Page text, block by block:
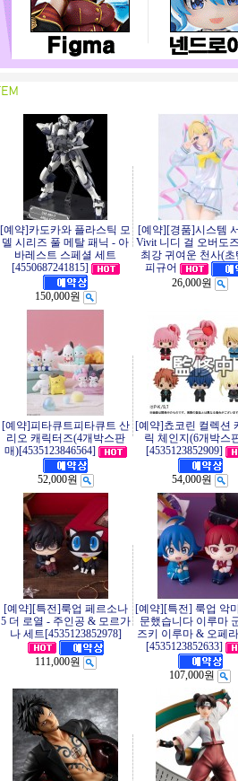
[예약]카도카와 플라스틱 모
델 시리즈 풀 메탈 패닉 - 아
바레스트 스페셜 세트
[4550687241815]
150,000원
[예약][경품]시스템
Vivit 니디 걸 오버도
최강 귀여운 천사(초
피규어
26,000원
[예약]피타큐트피타큐트 산
리오 캐릭터즈(4개박스판
매)[4535123846564]
52,000원
[예약]쵸코린 컬렉션
릭 체인지(6개박스
[4535123852909]
54,000원
[예약][특전]룩업 페르소나
5 더 로열 - 주인공 & 모르가
나 세트[4535123852978]
111,000원
[예약][특전] 룩업 악
문했습니다 이루마
즈키 이루마 & 오페
[4535123852633]
107,000원